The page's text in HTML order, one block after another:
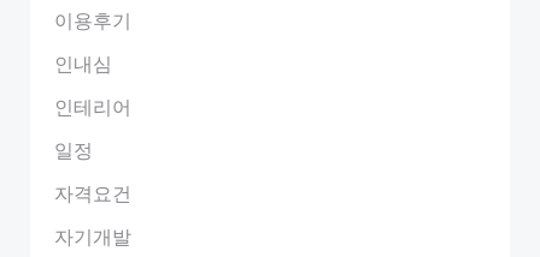
이용후기
인내심
인테리어
일정
자격요건
자기개발